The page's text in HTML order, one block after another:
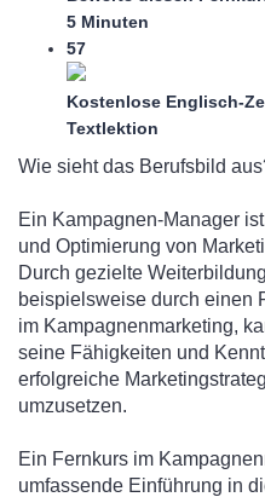
5 Minuten
57
Kostenlose Englisch-
Textlektion
Wie sieht das Berufsbild
Ein Kampagnen-Manager
und Optimierung von
Durch gezielte
beispielsweise durch einen
im Kampagnenmarketing,
seine Fähigkeiten und
erfolgreiche
umzusetzen.
Ein Fernkurs im
umfassende Einführung in